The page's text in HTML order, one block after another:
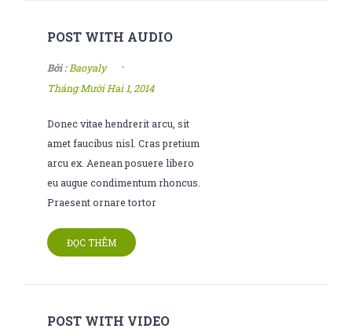
POST WITH AUDIO
Bởi :Baoyaly
-
Tháng Mười Hai 1, 2014
Donec vitae hendrerit arcu, sit
amet faucibus nisl. Cras pretium
arcu ex. Aenean posuere libero
eu augue condimentum rhoncus.
Praesent ornare tortor
ĐỌC THÊM
POST WITH VIDEO